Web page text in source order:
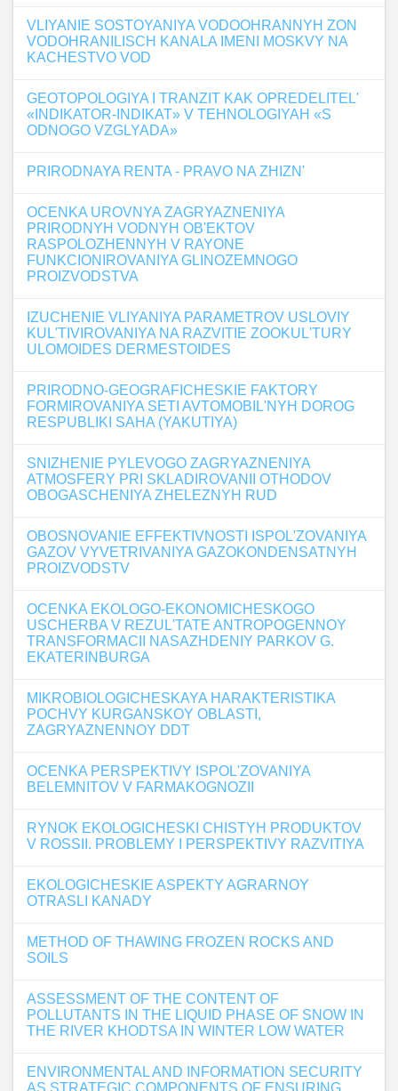
VLIYANIE SOSTOYANIYA VODOOHRANNYH ZON
VODOHRANILISCH KANALA IMENI MOSKVY NA
KACHESTVO VOD
GEOTOPOLOGIYA I TRANZIT KAK OPREDELITEL'
«INDIKATOR-INDIKAT» V TEHNOLOGIYAH «S
ODNOGO VZGLYADA»
PRIRODNAYA RENTA - PRAVO NA ZHIZN'
OCENKA UROVNYA ZAGRYAZNENIYA
PRIRODNYH VODNYH OB'EKTOV
RASPOLOZHENNYH V RAYONE
FUNKCIONIROVANIYA GLINOZEMNOGO
PROIZVODSTVA
IZUCHENIE VLIYANIYA PARAMETROV USLOVIY
KUL'TIVIROVANIYA NA RAZVITIE ZOOKUL'TURY
ULOMOIDES DERMESTOIDES
PRIRODNO-GEOGRAFICHESKIE FAKTORY
FORMIROVANIYA SETI AVTOMOBIL'NYH DOROG
RESPUBLIKI SAHA (YAKUTIYA)
SNIZHENIE PYLEVOGO ZAGRYAZNENIYA
ATMOSFERY PRI SKLADIROVANII OTHODOV
OBOGASCHENIYA ZHELEZNYH RUD
OBOSNOVANIE EFFEKTIVNOSTI ISPOL'ZOVANIYA
GAZOV VYVETRIVANIYA GAZOKONDENSATNYH
PROIZVODSTV
OCENKA EKOLOGO-EKONOMICHESKOGO
USCHERBA V REZUL'TATE ANTROPOGENNOY
TRANSFORMACII NASAZHDENIY PARKOV G.
EKATERINBURGA
MIKROBIOLOGICHESKAYA HARAKTERISTIKA
POCHVY KURGANSKOY OBLASTI,
ZAGRYAZNENNOY DDT
OCENKA PERSPEKTIVY ISPOL'ZOVANIYA
BELEMNITOV V FARMAKOGNOZII
RYNOK EKOLOGICHESKI CHISTYH PRODUKTOV
V ROSSII. PROBLEMY I PERSPEKTIVY RAZVITIYA
EKOLOGICHESKIE ASPEKTY AGRARNOY
OTRASLI KANADY
METHOD OF THAWING FROZEN ROCKS AND
SOILS
ASSESSMENT OF THE CONTENT OF
POLLUTANTS IN THE LIQUID PHASE OF SNOW IN
THE RIVER KHODTSA IN WINTER LOW WATER
ENVIRONMENTAL AND INFORMATION SECURITY
AS STRATEGIC COMPONENTS OF ENSURING